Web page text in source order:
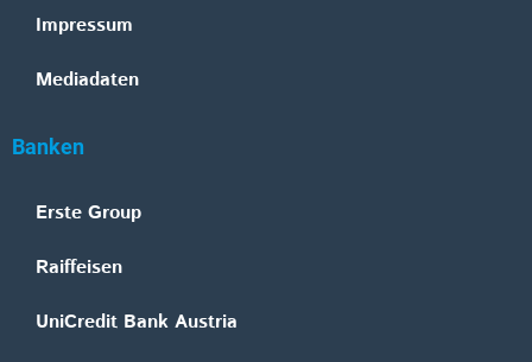
Impressum
Mediadaten
Banken
Erste Group
Raiffeisen
UniCredit Bank Austria